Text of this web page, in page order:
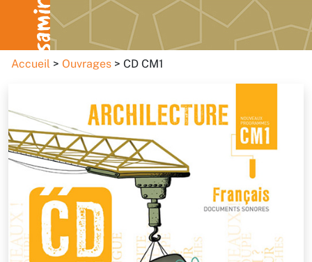
Accueil Ouvrages CD CM1